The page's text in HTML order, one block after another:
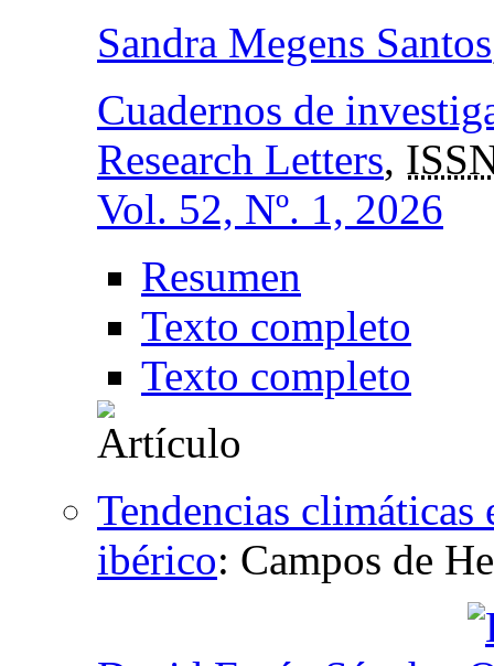
Sandra Megens Santos
Cuadernos de
Research Letters,
Vol. 52, Nº. 1, 2026
Resumen
Texto completo
Texto completo
Tendencias
ibérico: Campos de